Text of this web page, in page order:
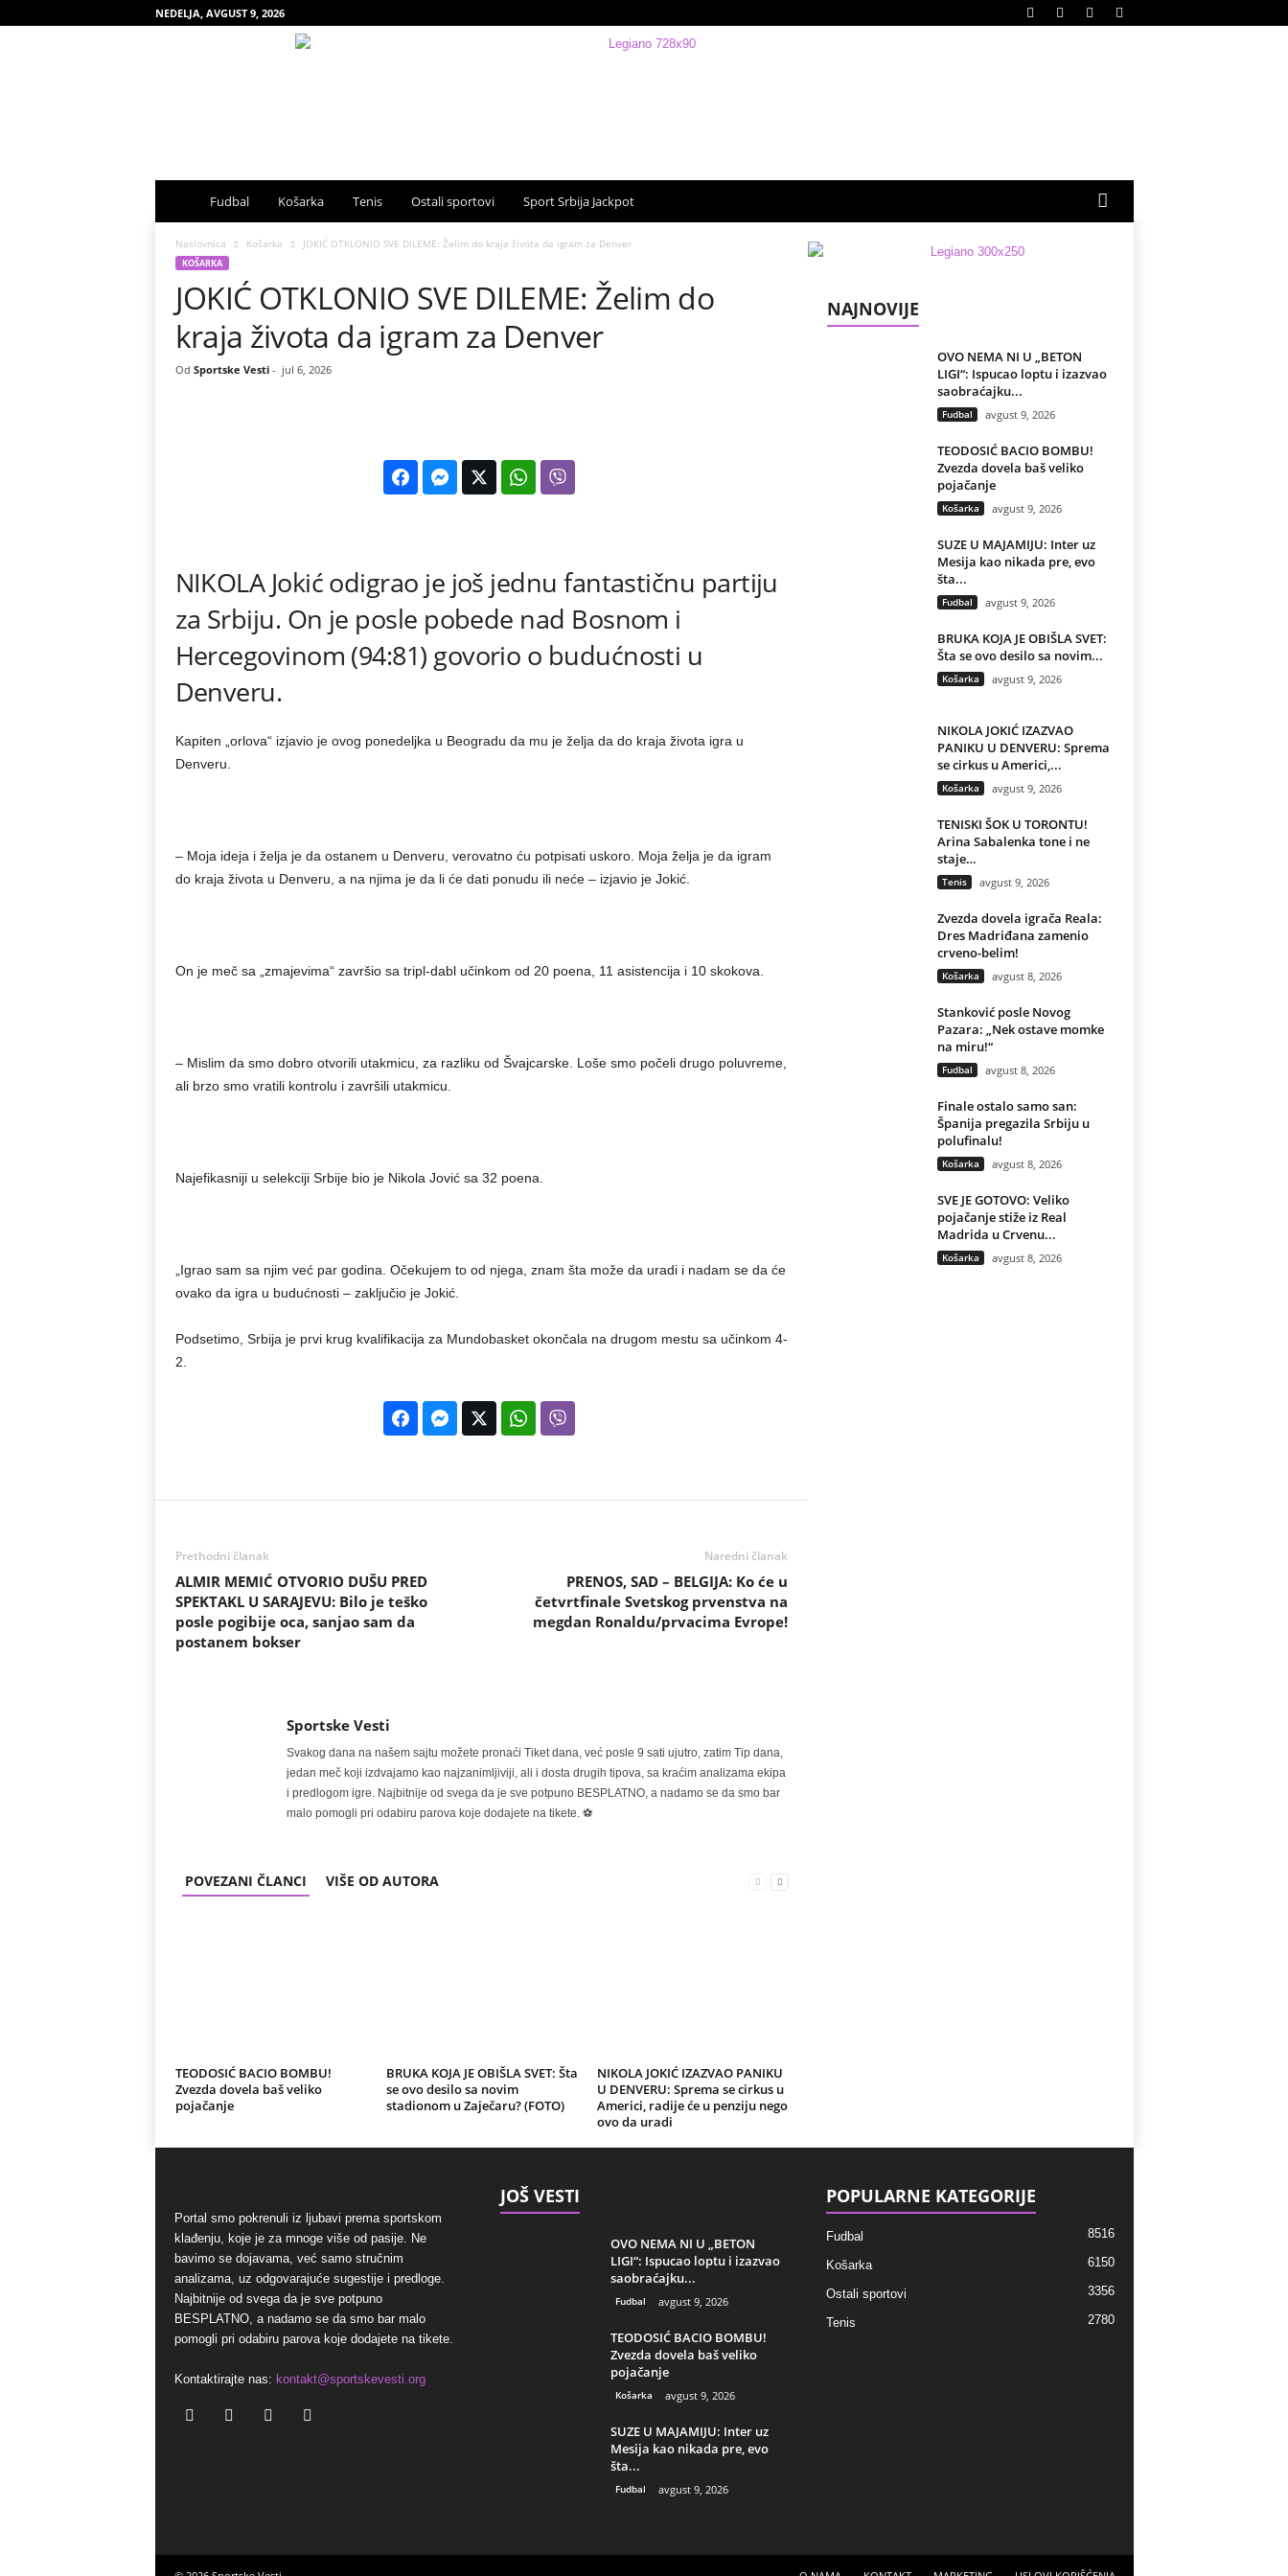
NEDELJA, AVGUST 9, 2026
p
o
t
s
t
Fudbal Košarka Tenis Ostali sportovi Sport Srbija Jackpot
Naslovnica Košarka JOKIĆ OTKLONIO SVE DILEME: Želim do kraja života da igram za Denver
KOŠARKA
JOKIĆ OTKLONIO SVE DILEME: Želim do
kraja života da igram za Denver
Od Sportske Vesti- jul 6, 2026
NIKOLA Jokić odigrao je još jednu fantastičnu partiju
za Srbiju. On je posle pobede nad Bosnom i
Hercegovinom (94:81) govorio o budućnosti u
Denveru.
Kapiten „orlova“ izjavio je ovog ponedeljka u Beogradu da mu je želja da do kraja života igra u
Denveru.
– Moja ideja i želja je da ostanem u Denveru, verovatno ću potpisati uskoro. Moja želja je da igram
do kraja života u Denveru, a na njima je da li će dati ponudu ili neće – izjavio je Jokić.
On je meč sa „zmajevima“ završio sa tripl-dabl učinkom od 20 poena, 11 asistencija i 10 skokova.
– Mislim da smo dobro otvorili utakmicu, za razliku od Švajcarske. Loše smo počeli drugo poluvreme,
ali brzo smo vratili kontrolu i završili utakmicu.
Najefikasniji u selekciji Srbije bio je Nikola Jović sa 32 poena.
„Igrao sam sa njim već par godina. Očekujem to od njega, znam šta može da uradi i nadam se da će
ovako da igra u budućnosti – zaključio je Jokić.
Podsetimo, Srbija je prvi krug kvalifikacija za Mundobasket okončala na drugom mestu sa učinkom 4-
2.
Prethodni članak
ALMIR MEMIĆ OTVORIO DUŠU PRED
SPEKTAKL U SARAJEVU: Bilo je teško
posle pogibije oca, sanjao sam da
postanem bokser
Naredni članak
PRENOS, SAD – BELGIJA: Ko će u
četvrtfinale Svetskog prvenstva na
megdan Ronaldu/prvacima Evrope!
Sportske Vesti
Svakog dana na našem sajtu možete pronaći Tiket dana, već posle 9 sati ujutro, zatim Tip dana,
jedan meč koji izdvajamo kao najzanimljiviji, ali i dosta drugih tipova, sa kraćim analizama ekipa
i predlogom igre. Najbitnije od svega da je sve potpuno BESPLATNO, a nadamo se da smo bar
malo pomogli pri odabiru parova koje dodajete na tikete. ⚽
POVEZANI ČLANCI VIŠE OD AUTORA
TEODOSIĆ BACIO BOMBU!
Zvezda dovela baš veliko
pojačanje
BRUKA KOJA JE OBIŠLA SVET: Šta
se ovo desilo sa novim
stadionom u Zaječaru? (FOTO)
NIKOLA JOKIĆ IZAZVAO PANIKU
U DENVERU: Sprema se cirkus u
Americi, radije će u penziju nego
ovo da uradi
NAJNOVIJE
OVO NEMA NI U „BETON
LIGI“: Ispucao loptu i izazvao
saobraćajku...
Fudbal avgust 9, 2026
TEODOSIĆ BACIO BOMBU!
Zvezda dovela baš veliko
pojačanje
Košarka avgust 9, 2026
SUZE U MAJAMIJU: Inter uz
Mesija kao nikada pre, evo
šta...
Fudbal avgust 9, 2026
BRUKA KOJA JE OBIŠLA SVET:
Šta se ovo desilo sa novim...
Košarka avgust 9, 2026
NIKOLA JOKIĆ IZAZVAO
PANIKU U DENVERU: Sprema
se cirkus u Americi,...
Košarka avgust 9, 2026
TENISKI ŠOK U TORONTU!
Arina Sabalenka tone i ne
staje…
Tenis avgust 9, 2026
Zvezda dovela igrača Reala:
Dres Madriđana zamenio
crveno-belim!
Košarka avgust 8, 2026
Stanković posle Novog
Pazara: „Nek ostave momke
na miru!“
Fudbal avgust 8, 2026
Finale ostalo samo san:
Španija pregazila Srbiju u
polufinalu!
Košarka avgust 8, 2026
SVE JE GOTOVO: Veliko
pojačanje stiže iz Real
Madrida u Crvenu...
Košarka avgust 8, 2026
Portal smo pokrenuli iz ljubavi prema sportskom
klađenju, koje je za mnoge više od pasije. Ne
bavimo se dojavama, već samo stručnim
analizama, uz odgovarajuće sugestije i predloge.
Najbitnije od svega da je sve potpuno
BESPLATNO, a nadamo se da smo bar malo
pomogli pri odabiru parova koje dodajete na tikete.
Kontaktirajte nas: kontakt@sportskevesti.org
JOŠ VESTI
OVO NEMA NI U „BETON
LIGI“: Ispucao loptu i izazvao
saobraćajku...
Fudbal avgust 9, 2026
TEODOSIĆ BACIO BOMBU!
Zvezda dovela baš veliko
pojačanje
Košarka avgust 9, 2026
SUZE U MAJAMIJU: Inter uz
Mesija kao nikada pre, evo
šta...
Fudbal avgust 9, 2026
POPULARNE KATEGORIJE
Fudbal 8516
Košarka 6150
Ostali sportovi 3356
Tenis 2780